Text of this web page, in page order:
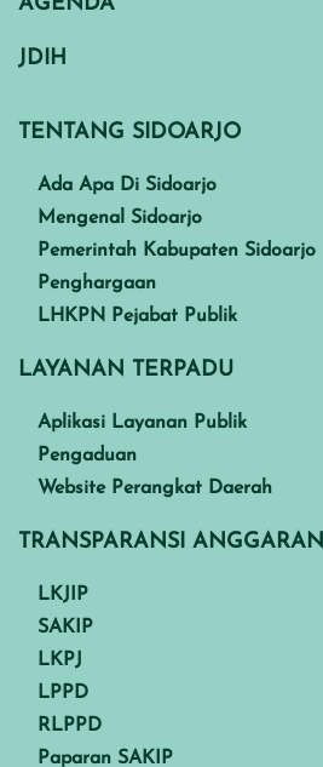
JDIH
TENTANG SIDOARJO
Ada Apa Di Sidoarjo
Mengenal Sidoarjo
Pemerintah Kabupaten Sidoarjo
Penghargaan
LHKPN Pejabat Publik
LAYANAN TERPADU
Aplikasi Layanan Publik
Pengaduan
Website Perangkat Daerah
TRANSPARANSI ANGGARAN
LKJIP
SAKIP
LKPJ
LPPD
RLPPD
Paparan SAKIP